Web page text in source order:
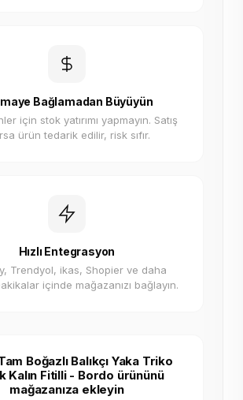
Bağlamadan Büyüyün
için stok yatırımı yapmayın. Satış
ürün tedarik edilir, risk sıfır.
Hızlı Entegrasyon
Trendyol, ikas, Shopier ve daha
içinde mağazanızı bağlayın.
Boğazlı Balıkçı Yaka Triko
Kalın Fitilli - Bordo ürününü
mağazanıza ekleyin